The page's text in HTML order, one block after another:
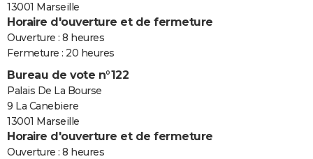
13001 Marseille
Horaire d'ouverture et de fermeture
Ouverture : 8 heures
Fermeture : 20 heures
Bureau de vote n°122
Palais De La Bourse
9 La Canebiere
13001 Marseille
Horaire d'ouverture et de fermeture
Ouverture : 8 heures